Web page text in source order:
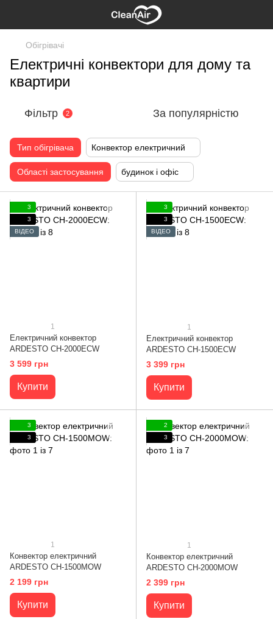
Обігрівачі
Електричні конвектори для дому та
квартири
Фільтр 2 За популярністю
Тип обігрівача Конвектор електричний
Області застосування будинок і офіс
3
3
ВІДЕО
1
Електричний конвектор
ARDESTO CH-2000ECW
3 599 грн
Купити
3
3
ВІДЕО
1
Електричний конвектор
ARDESTO CH-1500ECW
3 399 грн
Купити
3
3
1
Конвектор електричний
ARDESTO CH-1500MOW
2 199 грн
Купити
2
3
1
Конвектор електричний
ARDESTO CH-2000MOW
2 399 грн
Купити